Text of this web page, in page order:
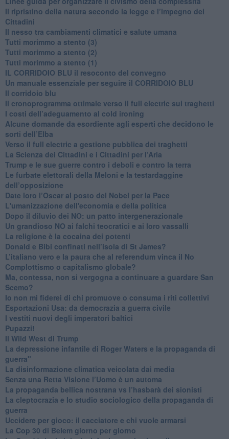
​Il ripristino della natura secondo la legge e l’impegno dei
Cittadini
Il nesso tra cambiamenti climatici e salute umana
Tutti morimmo a stento (3)
Tutti morimmo a stento (2)
​Tutti morimmo a stento (1)
IL CORRIDOIO BLU il resoconto del convegno
Un manuale essenziale per seguire il CORRIDOIO BLU
Il corridoio blu
​Il cronoprogramma ottimale verso il full electric sui traghetti
​I costi dell’adeguamento al cold ironing
Alcune domande da esordiente agli esperti che decidono le
sorti dell’Elba
Verso il full electric a gestione pubblica dei traghetti​
​La Scienza dei Cittadini e i Cittadini per l’Aria
Trump e le sue guerre contro i deboli e contro la terra
​Le furbate elettorali della Meloni e la testardaggine
dell’opposizione
​Date loro l’Oscar al posto del Nobel per la Pace
L'umanizzazione dell'economia e della politica
​Dopo il diluvio dei NO: un patto intergenerazionale
​Un grandioso NO ai falchi teocratici e ai loro vassalli
La religione è la cocaina dei potenti
Donald e Bibi confinati nell’isola di St James?
L’italiano vero e la paura che al referendum vinca il No
​Complottismo o capitalismo globale?
​Ma, contessa, non si vergogna a continuare a guardare San
Scemo?
​Io non mi fiderei di chi promuove o consuma i riti collettivi
Esportazioni Usa: da democrazia a guerra civile
​I vestiti nuovi degli imperatori baltici
​Pupazzi!
​Il Wild West di Trump
​La depressione infantile di Roger Waters e la propaganda di
guerra"
​La disinformazione climatica veicolata dai media
Senza una Retta Visione l’Uomo è un automa
​La propaganda bellica nostrana vs l’hasbarà dei sionisti
​La cleptocrazia e lo studio sociologico della propaganda di
guerra
​Uccidere per gioco: il cacciatore e chi vuole armarsi
​La Cop 30 di Belem giorno per giorno